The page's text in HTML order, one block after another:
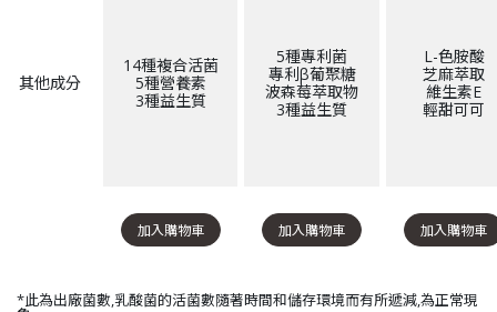
其他成分
14種複合活菌
5種營養素
3種益生質
5種專利菌
專利β葡聚糖
波森莓萃取物
3種益生質
L-色胺酸
芝麻萃取
維生素E
輕甜可可
加入購物車 加入購物車 加入購物車
*此為出廠菌數,乳酸菌的活菌數隨著時間和儲存環境而有所遞減,為正常現